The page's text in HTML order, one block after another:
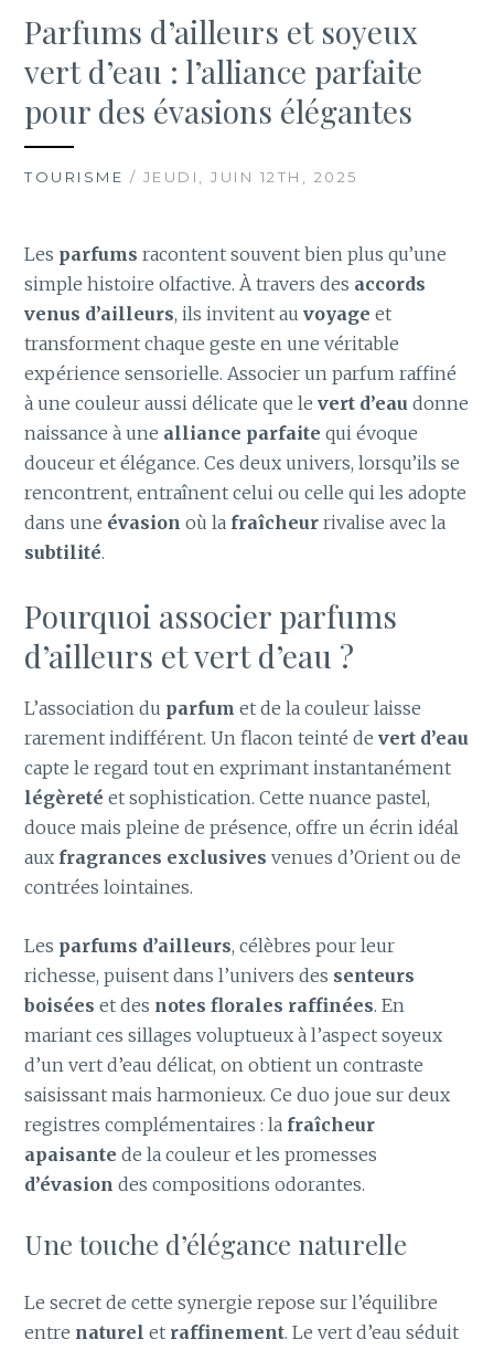
Parfums d’ailleurs et soyeux
vert d’eau : l’alliance parfaite
pour des évasions élégantes
TOURISME / JEUDI, JUIN 12TH, 2025
Les parfums racontent souvent bien plus qu’une
simple histoire olfactive. À travers des accords
venus d’ailleurs, ils invitent auvoyage et
transforment chaque geste en une véritable
expérience sensorielle. Associer un parfum raffiné
à une couleur aussi délicate que levert d’eau donne
naissance à une alliance parfaite qui évoque
douceur et élégance. Ces deux univers, lorsqu’ils se
rencontrent, entraînent celui ou celle qui les adopte
dans une évasion où la fraîcheur rivalise avec la
subtilité.
Pourquoi associer parfums
d’ailleurs et vert d’eau ?
L’association du parfum et de la couleur laisse
rarement indifférent. Un flacon teinté devert d’eau
capte le regard tout en exprimant instantanément
légèreté et sophistication. Cette nuance pastel,
douce mais pleine de présence, offre un écrin idéal
aux fragrances exclusives venues d’Orient ou de
contrées lointaines.
Les parfums d’ailleurs, célèbres pour leur
richesse, puisent dans l’univers des senteurs
boisées et des notes florales raffinées. En
mariant ces sillages voluptueux à l’aspect soyeux
d’un vert d’eau délicat, on obtient un contraste
saisissant mais harmonieux. Ce duo joue sur deux
registres complémentaires : la fraîcheur
apaisante de la couleur et les promesses
d’évasion des compositions odorantes.
Une touche d’élégance naturelle
Le secret de cette synergie repose sur l’équilibre
entre naturel et raffinement. Le vert d’eau séduit